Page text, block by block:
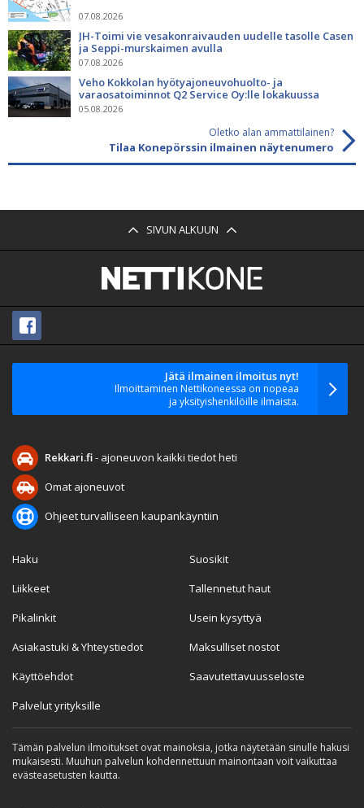
07.08.2026
JH-Toimi vie vesakonraivauden uudelle tasolle Casen
ja Seppi-murskaimen avulla
07.08.2026
Veho Kokkolan hyötyajoneuvohuolto- ja
varaosatoiminnot Q2 Service Oy:lle lokakuussa
05.08.2026
Oletko alan ammattilainen?
Tilaa Konepörssin ilmainen näytenumero
SIVUN ALKUUN
Jätä ilmainen ilmoitus nyt!
Ilmoittaminen Nettikoneessa on nopeaa
ja yksityishenkilöille ilmaista.
Rekkari.fi- ajoneuvon kaikki tiedot heti
Omat ajoneuvot
Ohjeet turvalliseen kaupankäyntiin
Haku
Liikkeet
Pikalinkit
Asiakastuki & Yhteystiedot
Käyttöehdot
Palvelut yrityksille
Suosikit
Tallennetut haut
Usein kysyttyä
Maksulliset nostot
Saavutettavuusseloste
Tämän palvelun ilmoitukset ovat mainoksia, jotka näytetään sinulle hakusi
mukaisesti. Muuhun palvelun kohdennettuun mainontaan voit vaikuttaa
evästeasetusten kautta.